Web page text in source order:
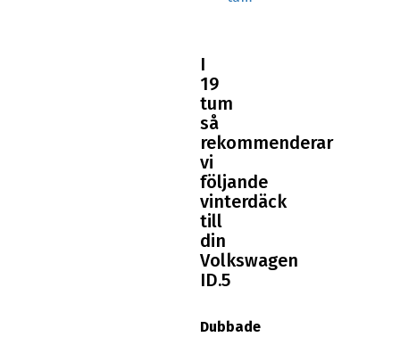
I
19
tum
så
rekommenderar
vi
följande
vinterdäck
till
din
Volkswagen
ID.5
Dubbade